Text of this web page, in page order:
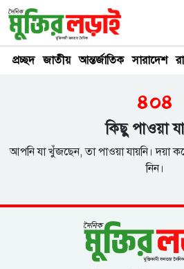
প্রচ্ছদ জাতীয় আন্তর্জাতিক সারাদেশ
৪০৪
কিছু পাওয়া
আপনি যা খুঁজছেন, তা পাওয়া যায়নি। দয়া
নিন।